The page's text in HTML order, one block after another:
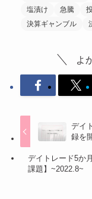
塩漬け
急騰
決算ギャンブル
よ
デイ
録を
デイトレード5か
課題】~2022.8~